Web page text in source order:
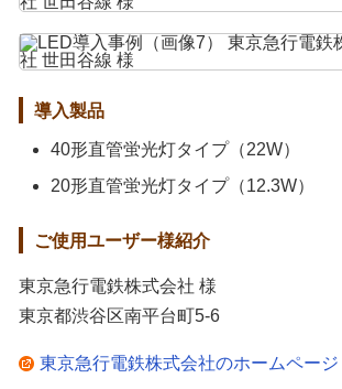
導入製品
40形直管蛍光灯タイプ（22W）
20形直管蛍光灯タイプ（12.3W）
ご使用ユーザー様紹介
東京急行電鉄株式会社 様
東京都渋谷区南平台町5-6
東京急行電鉄株式会社のホームページ